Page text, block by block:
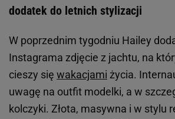
dodatek do letnich stylizacji
W poprzednim tygodniu Hailey
Instagrama zdjęcie z jachtu, na
cieszy się wakacjami życia.
uwagę na outfit modelki, a w
kolczyki. Złota, masywna i w stylu